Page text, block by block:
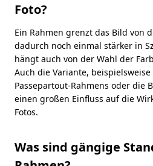
Foto?
Ein Rahmen grenzt das Bild von
dadurch noch einmal stärker in
hängt auch von der Wahl der
Auch die Variante,
Passepartout-Rahmens oder die
einen großen Einfluss auf die
Fotos.
Was sind gängige